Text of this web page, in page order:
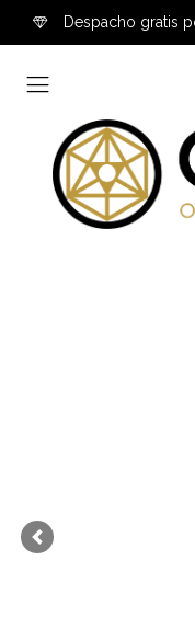
Despacho gratis
Previous